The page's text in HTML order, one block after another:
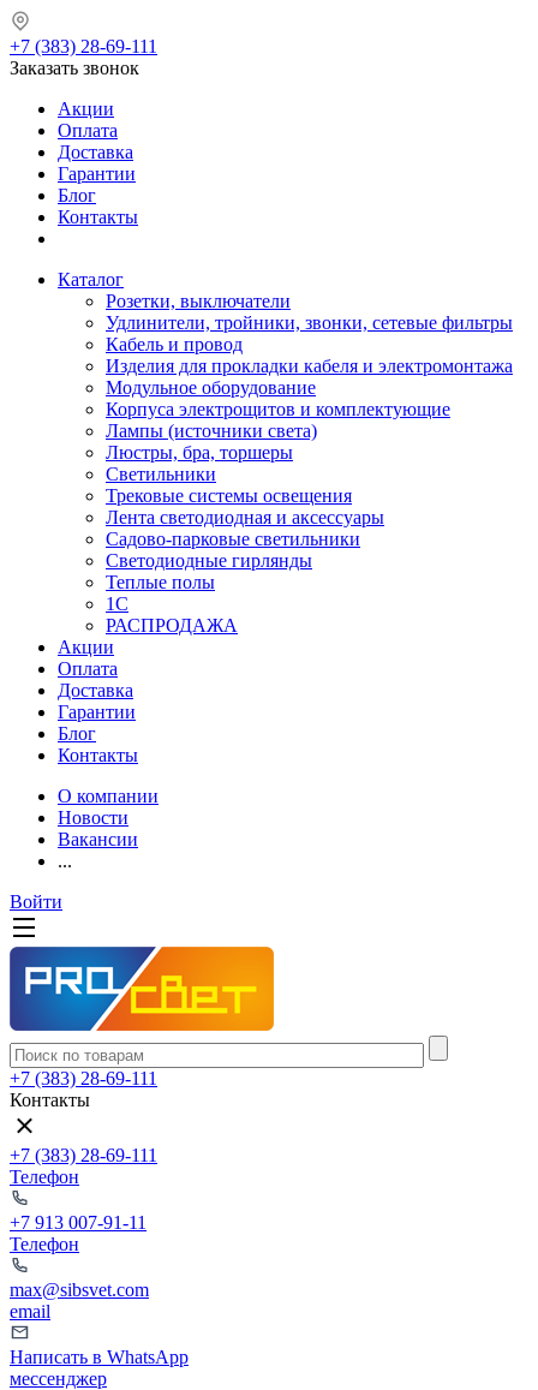
+7 (383) 28-69-111
Заказать звонок
Акции
Оплата
Доставка
Гарантии
Блог
Контакты
Каталог
Розетки, выключатели
Удлинители, тройники, звонки, сетевые фильтры
Кабель и провод
Изделия для прокладки кабеля и электромонтажа
Модульное оборудование
Корпуса электрощитов и комплектующие
Лампы (источники света)
Люстры, бра, торшеры
Светильники
Трековые системы освещения
Лента светодиодная и аксессуары
Садово-парковые светильники
Светодиодные гирлянды
Теплые полы
1С
РАСПРОДАЖА
Акции
Оплата
Доставка
Гарантии
Блог
Контакты
О компании
Новости
Вакансии
...
Войти
+7 (383) 28-69-111
Контакты
+7 (383) 28-69-111
Телефон
+7 913 007-91-11
Телефон
max@sibsvet.com
email
Написать в WhatsApp
мессенджер